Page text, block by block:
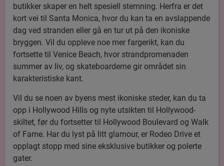
butikker skaper en helt spesiell stemning. Herfra er det
kort vei til Santa Monica, hvor du kan ta en avslappende
dag ved stranden eller gå en tur ut på den ikoniske
bryggen. Vil du oppleve noe mer fargerikt, kan du
fortsette til Venice Beach, hvor strandpromenaden
summer av liv, og skateboarderne gir området sin
karakteristiske kant.
Vil du se noen av byens mest ikoniske steder, kan du ta
opp i Hollywood Hills og nyte utsikten til Hollywood-
skiltet, før du fortsetter til Hollywood Boulevard og Walk
of Fame. Har du lyst på litt glamour, er Rodeo Drive et
opplagt stopp med sine eksklusive butikker og polerte
gater.